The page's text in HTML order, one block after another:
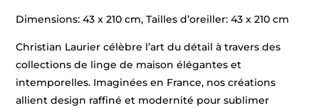
Dimensions: 43 x 210 cm, Tailles d’oreiller: 43 x 210 cm
Christian Laurier célèbre l’art du détail à travers des
collections de linge de maison élégantes et
intemporelles. Imaginées en France, nos créations
allient design raffiné et modernité pour sublimer